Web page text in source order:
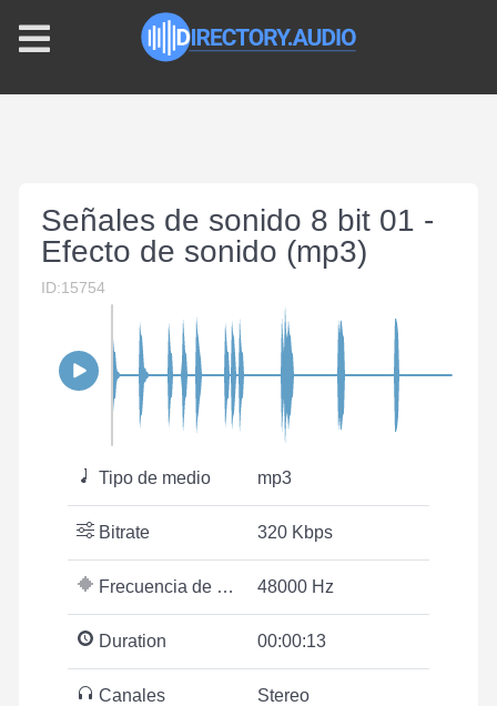
Señales de sonido 8 bit 01 -
Efecto de sonido (mp3)
ID:15754
Tipo de medio mp3
Bitrate 320 Kbps
Frecuencia de muestreo 48000 Hz
Duration 00:00:13
Canales Stereo